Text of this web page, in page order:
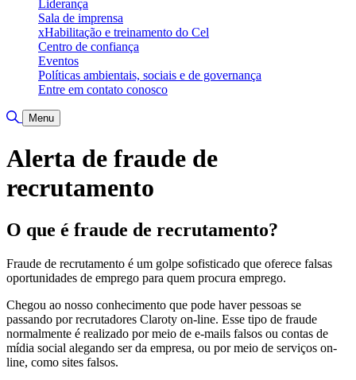
Liderança
Sala de imprensa
xHabilitação e treinamento do Cel
Centro de confiança
Eventos
Políticas ambientais, sociais e de governança
Entre em contato conosco
Alternar pesquisa
Menu
Alerta de fraude de
recrutamento
O que é fraude de recrutamento?
Fraude de recrutamento é um golpe sofisticado que oferece falsas
oportunidades de emprego para quem procura emprego.
Chegou ao nosso conhecimento que pode haver pessoas se
passando por recrutadores Claroty on-line. Esse tipo de fraude
normalmente é realizado por meio de e-mails falsos ou contas de
mídia social alegando ser da empresa, ou por meio de serviços on-
line, como sites falsos.